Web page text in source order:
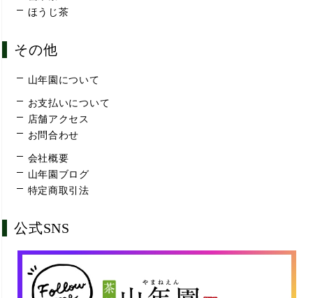
ほうじ茶
その他
山年園について
お支払いについて
店舗アクセス
お問合わせ
会社概要
山年園ブログ
特定商取引法
公式SNS